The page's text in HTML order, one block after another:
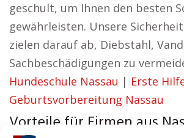
geschult, um Ihnen den besten
gewährleisten. Unsere
zielen darauf ab, Diebstahl,
Sachbeschädigungen zu
Hundeschule Nassau | Erste
Geburtsvorbereitung Nassau
Vorteile für Firmen aus